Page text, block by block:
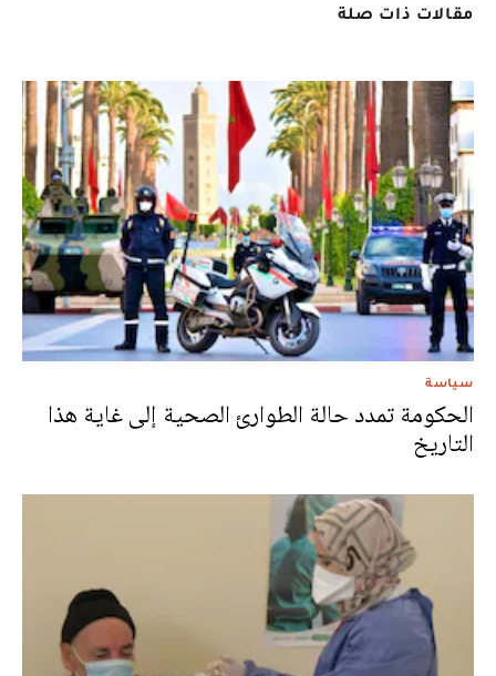
مقالات ذات صلة
سياسة
الحكومة تمدد حالة الطوارئ الصحية إلى غاية هذا
التاريخ